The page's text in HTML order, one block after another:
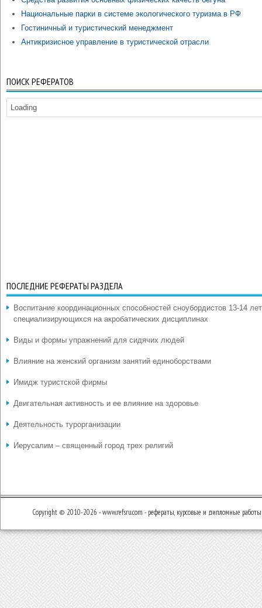
Национальные парки в системе экологического туризма в РФ
Гостиничный и туристический менеджмент
Антикризисное управление в туристической отрасли
ПОИСК РЕФЕРАТОВ
Loading
ПОСЛЕДНИЕ РЕФЕРАТЫ РАЗДЕЛА
Воспитание координационных способностей сноубордистов 13-14
специализирующихся на акробатических дисциплинах
Виды и формы упражнений для сидячих людей
Влияние на женский организм занятий единоборствами
Имидж туристской фирмы
Двигательная активность и ее влияние на здоровье
Деятельность турорганизации
Иерусалим – священный город трех религий
Copyright © 2010-2026 - www.refsru.com - рефераты, курсовые и дипломные работы